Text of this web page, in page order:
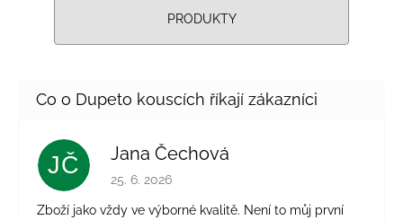
PRODUKTY
JČ Jana Čechová
Hodnocení obchodu je 5 z 5 hvězdiček.
25. 6. 2026
Zboží jako vždy ve výborné kvalitě. Není to můj první